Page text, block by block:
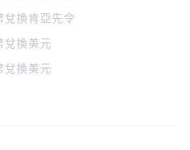
兌換肯亞先令
兌換美元
兌換美元